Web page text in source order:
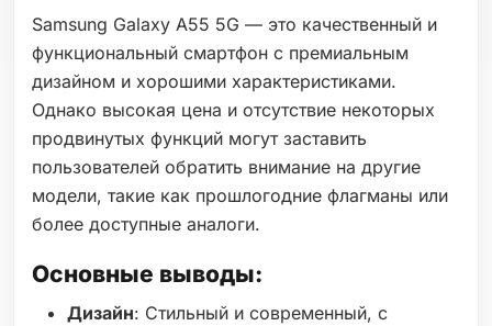
Samsung Galaxy A55 5G — это качественный и
функциональный смартфон с премиальным
дизайном и хорошими характеристиками.
Однако высокая цена и отсутствие некоторых
продвинутых функций могут заставить
пользователей обратить внимание на другие
модели, такие как прошлогодние флагманы или
более доступные аналоги.
Основные выводы:
Дизайн: Стильный и современный, с